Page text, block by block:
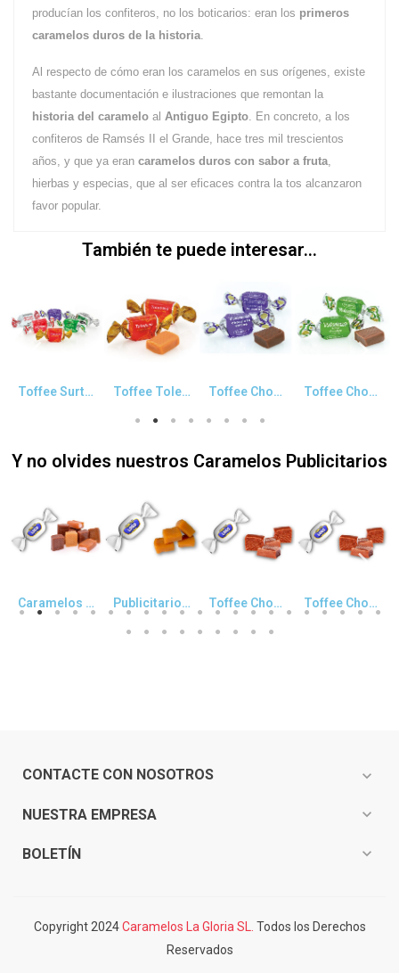
producían los confiteros, no los boticarios: eran los primeros
caramelos duros de la historia.
Al respecto de cómo eran los caramelos en sus orígenes, existe
bastante documentación e ilustraciones que remontan la
historia del caramelo al Antiguo Egipto. En concreto, a los
confiteros de Ramsés II el Grande, hace tres mil trescientos
años, y que ya eran caramelos duros con sabor a fruta,
hierbas y especias, que al ser eficaces contra la tos alcanzaron
favor popular.
También te puede interesar...
Vista rápidaToffee Surtido Vista rápidaToffee Toledano Vista rápidaToffee Chocolate Vista rápidaToffee Chocolate y Menta
Y no olvides nuestros Caramelos Publicitarios
Vista rápidaCaramelos publicitarios Toffee Surtido Vista rápidaPublicitario Toffee Toledano Vista rápidaToffee Chocolate caramelos publicitarios Vista rápidaToffee Chocolate y Menta
CONTACTE CON NOSOTROS expand_more
NUESTRA EMPRESA expand_more
BOLETÍN expand_more
Copyright 2024Caramelos La Gloria SL.
Todos los Derechos
Reservados